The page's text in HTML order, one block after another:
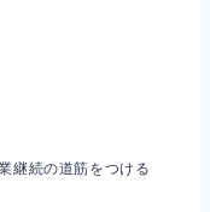
継続の道筋をつける